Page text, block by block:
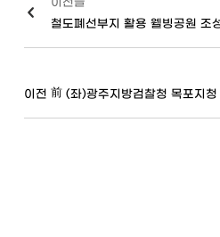
철도폐선부지 활용 웰빙공원 조